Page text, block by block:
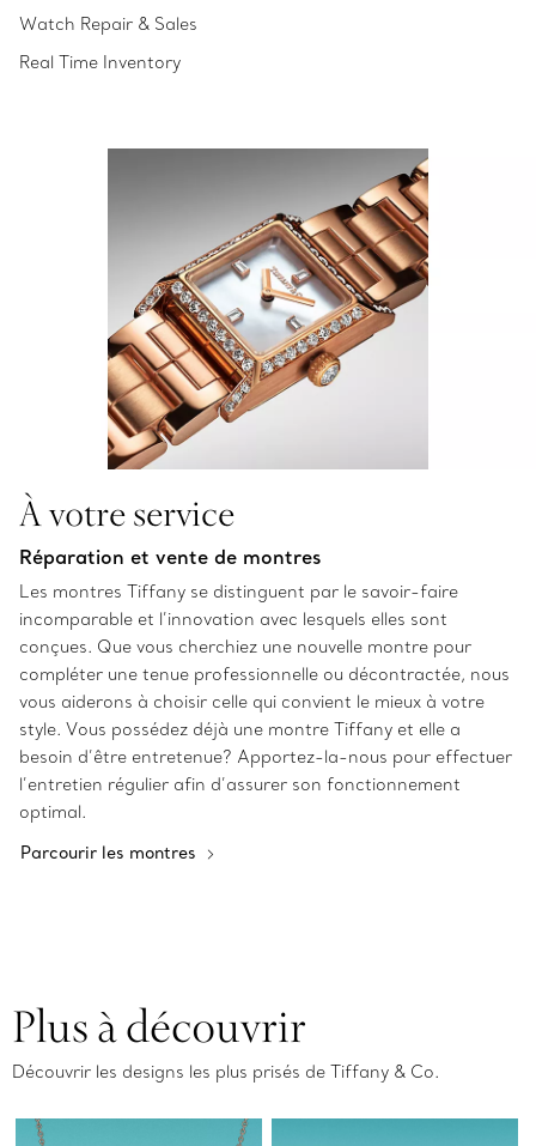
Watch Repair & Sales
Real Time Inventory
À votre service
Réparation et vente de montres
Les montres Tiffany se distinguent par le savoir-faire
incomparable et l’innovation avec lesquels elles sont
conçues. Que vous cherchiez une nouvelle montre pour
compléter une tenue professionnelle ou décontractée, nous
vous aiderons à choisir celle qui convient le mieux à votre
style. Vous possédez déjà une montre Tiffany et elle a
besoin d’être entretenue? Apportez-la-nous pour effectuer
l’entretien régulier afin d’assurer son fonctionnement
optimal.
Parcourir les montres
Plus à découvrir
Découvrir les designs les plus prisés de Tiffany & Co.